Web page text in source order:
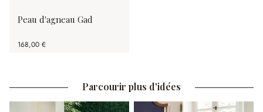
Peau d'agneau Gad
168,00 €
Parcourir plus d'idées